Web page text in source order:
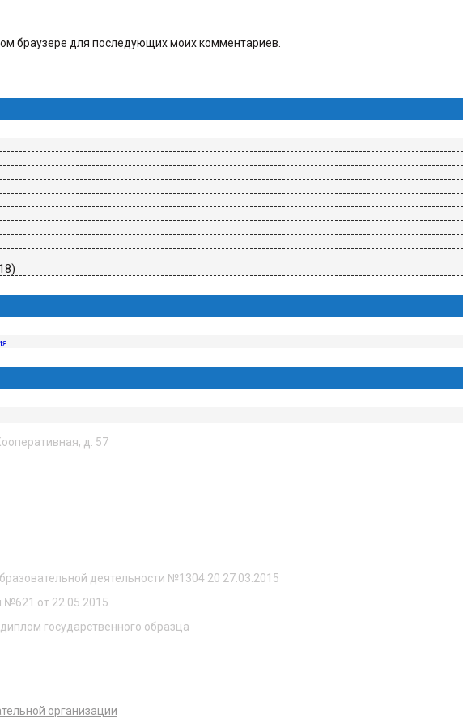
браузере для последующих моих комментариев.
д. 57
деятельности №1304 20 27.03.2015
№621 от 22.05.2015
государственного образца
организации